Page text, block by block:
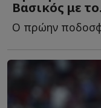
Βασικός με